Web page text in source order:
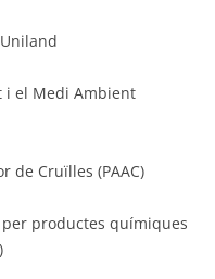
i el Medi Ambient
de Cruïlles (PAAC)
per productes químiques